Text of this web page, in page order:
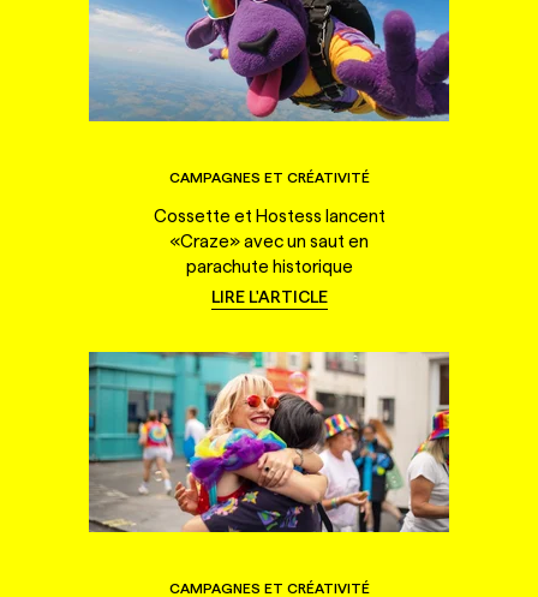
CAMPAGNES ET CRÉATIVITÉ
Cossette et Hostess lancent
«Craze» avec un saut en
parachute historique
LIRE L'ARTICLE
CAMPAGNES ET CRÉATIVITÉ